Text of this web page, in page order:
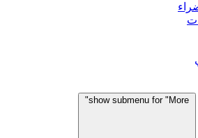
show submenu for "More"